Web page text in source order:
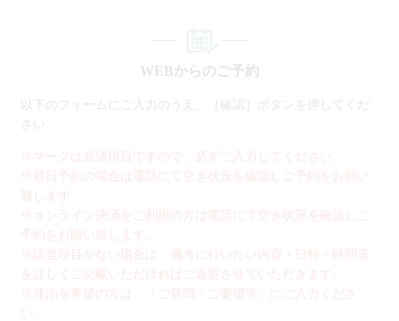
WEBからのご予約
以下のフォームにご入力のうえ、［確認］ボタンを押してくだ
さい。
※マークは必須項目ですので、必ずご入力してください。
※前日予約の場合は電話にて空き状況を確認しご予約をお願い
致します。
※オンライン決済をご利用の方は電話にて空き状況を確認しご
予約をお願い致します。
※該当項目がない場合は、備考に行いたい内容・日時・時間等
を詳しくご記載いただければご返答させていただきます。
※連泊を希望の方は、「ご質問・ご要望等」にご入力くださ
い。